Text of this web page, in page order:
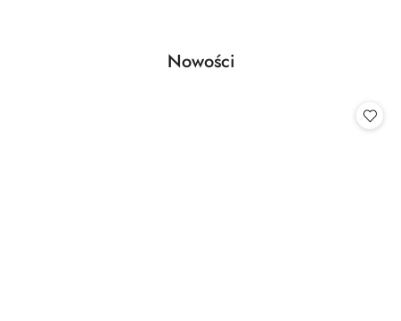
Pomiń karuzelę produktów
Produkty
Nowości